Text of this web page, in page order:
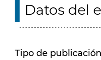
Datos del
Tipo de publicación